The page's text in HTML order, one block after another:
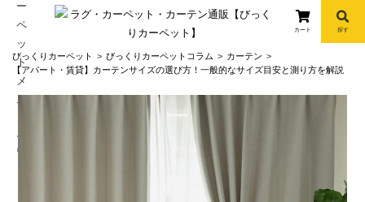
info
カート 探す
びっくりカーペット びっくりカーペットコラム
カーテン
【アパート・賃貸】カーテンサイズの選び方！一般的なサイズ目安と測り方を解説